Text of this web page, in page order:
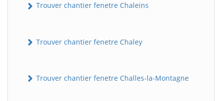
Trouver chantier fenetre Chaleins
Trouver chantier fenetre Chaley
Trouver chantier fenetre Challes-la-Montagne